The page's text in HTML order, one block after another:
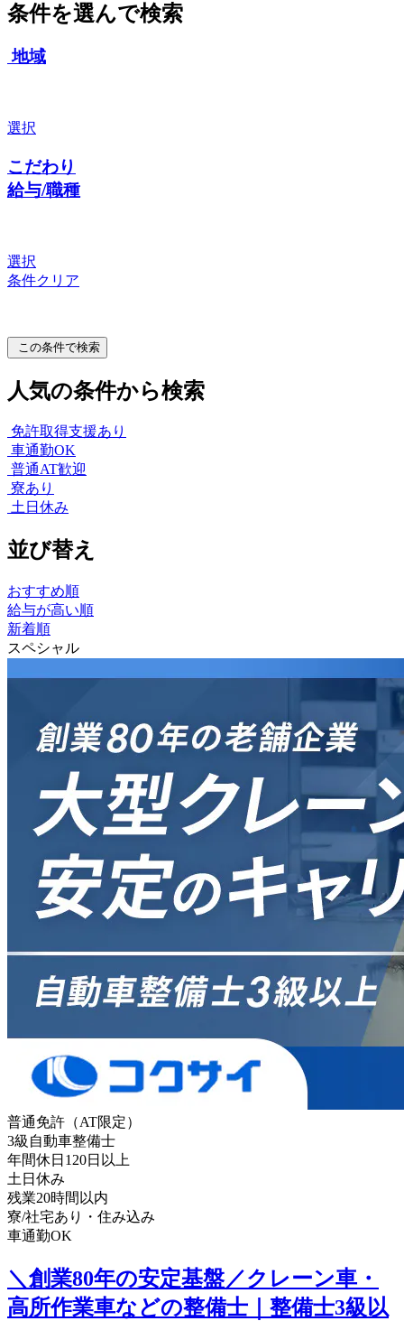
条件を選んで検索
地域
選択
こだわり
給与/職種
選択
条件クリア
この条件で検索
人気の条件から検索
免許取得支援あり
車通勤OK
普通AT歓迎
寮あり
土日休み
並び替え
おすすめ順
給与が高い順
新着順
スペシャル
普通免許（AT限定）
3級自動車整備士
年間休日120日以上
土日休み
残業20時間以内
寮/社宅あり・住み込み
車通勤OK
＼創業80年の安定基盤／クレーン車・
高所作業車などの整備士｜整備士3級以